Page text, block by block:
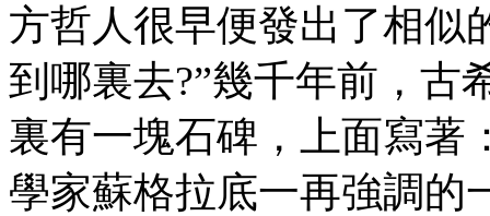
方哲人很早便發出了相似
到哪裏去?”幾千年前，古
裏有一塊石碑，上面寫著
學家蘇格拉底一再強調的